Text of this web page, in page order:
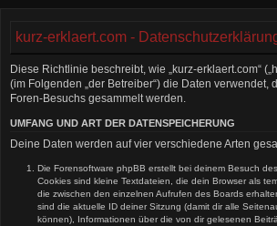
kurz-erklaert.com -
Diese Richtlinie beschreibt, wie „kurz-erklaert.com“
(im Folgenden „der Betreiber“) die Daten verwendet,
Foren-Besuchs gesammelt werden.
UMFANG UND ART DER DATENSPEICHERUNG
Deine Daten werden auf vier verschiedene Arten
Die Forensoftware phpBB erstellt bei deinem Besuch
Cookies sind kleine Textdateien, die dein Browser als
die zwischen den einzelnen Aufrufen des Boards
sind die aktuelle ID deiner Sitzung (damit dir alle
können), Informationen über die von dir gelesenen